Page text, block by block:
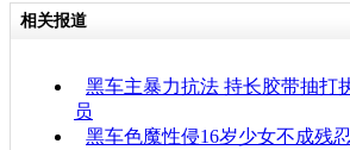
相关报道
黑车主暴力抗法 持长胶带抽打
员
黑车色魔性侵16岁少女不成残